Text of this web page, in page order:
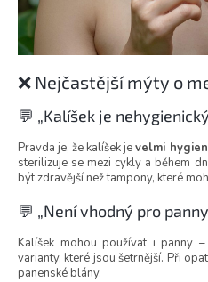
❌ Nejčastější mýty o
💬 „Kalíšek je
Pravda je, že kalíšek jevelmi
sterilizuje se mezi cykly a během
být zdravější než tampony, které
💬 „Není vhodný pro
Kalíšek mohou používat i panny
varianty, které jsou šetrnější. Při
panenské blány.